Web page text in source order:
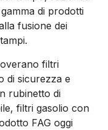
di prodotti
fusione dei
filtri
di sicurezza e
rubinetto di
filtri gasolio con
FAG oggi